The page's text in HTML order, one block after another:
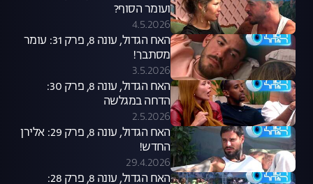
ועומר הסוף?
4.5.2026
האח הגדול, עונה 8, פרק 31: עומר
מסתבך!
3.5.2026
האח הגדול, עונה 8, פרק 30:
הדחה במגלשה
2.5.2026
האח הגדול, עונה 8, פרק 29: אלירן
החדש!
29.4.2026
האח הגדול, עונה 8, פרק 28: